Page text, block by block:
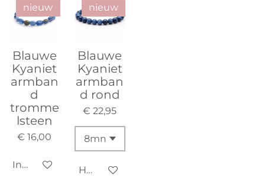
nieuw
Blauwe
Kyaniet
armban
d
tromme
lsteen
€ 16,00
In winkelwagen
nieuw
Blauwe
Kyaniet
armban
d rond
€ 22,95
Houd mij op de hoogte